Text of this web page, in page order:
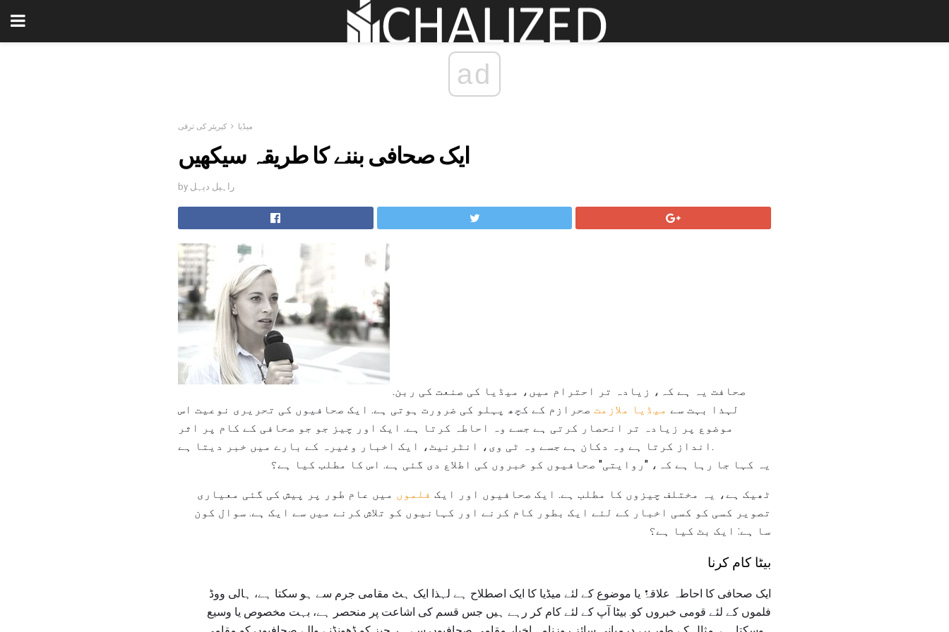
ad
میڈیا کیریئر کی ترقی
ایک صحافی بننے کا طریقہ سیکھیں
by راہیل دیہل
لہذا بہت سے میڈیا ملازمت صحرازم کے کچھ پہلو کی ضرورت ہوتی ہے. ایک صحافیوں کی تحریری نوعیت اس
موضوع پر زیادہ تر انحصار کرتی ہے جسے وہ احاطہ کرتا ہے. ایک اور چیز جو جو صحافی کے کام پر اثر
انداز کرتا ہے وہ دکان ہے جسے وہ ٹی وی، انٹرنیٹ، ایک اخبار وغیرہ کے بارے میں خبر دیتا ہے.
یہ کہا جا رہا ہے کہ، "روایتی" صحافیوں کو خبروں کی اطلاع دی گئی ہے. اس کا مطلب کیا ہے؟
ٹھیک ہے، یہ مختلف چیزوں کا مطلب ہے. ایک صحافیوں اور ایک فلموں میں عام طور پر پیش کی گئی معیاری
تصویر کسی کو کسی اخبار کے لئے ایک بطور کام کرنے اور کہانیوں کو تلاش کرنے میں سے ایک ہے. سوال کون
سا ہے: ایک بٹ کیا ہے؟
بیٹا کام کرنا
ایک صحافی کا احاطہ علاقۂٔٔٔٔٔٔٔٔٔٔٔٔٔٔٔٔٔٔٔٔٔ یا موضوع کے لئے میڈیا کا ایک اصطلاح ہے لہذا ایک ہٹ مقامی جرم سے ہو سکتا ہے، ہالی ووڈ
فلموں کے لئے قومی خبروں کو. بیٹا آپ کے لئے کام کر رہے ہیں جس قسم کی اشاعت پر منحصر ہے، بہت مخصوص یا وسیع